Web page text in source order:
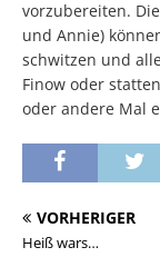
vorzubereiten.
und Annie)
schwitzen und
Finow oder
oder andere Mal
VORHERIGER
Heiß wars…